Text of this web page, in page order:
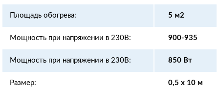
Площадь обогрева: 5 м2
Мощность при напряжении в 230В: 900-935
Мощность при напряжении в 230В: 850 Вт
Размер: 0,5 x 10 м